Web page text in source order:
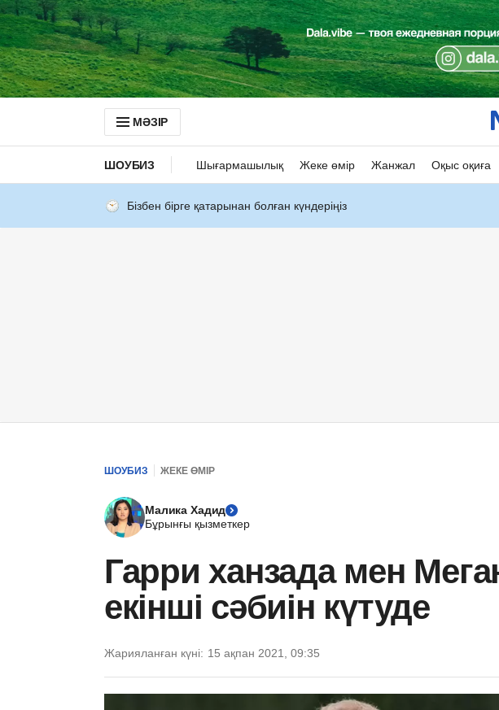
МӘЗІР
ШОУБИЗ Шығармашылық Жеке өмір Жанжал Оқыс оқиға
Бізбен бірге қатарынан болған күндеріңіз
ШОУБИЗ ЖЕКЕ ӨМІР
Малика Хадид
Бұрынғы қызметкер
Гарри ханзада мен
екінші сәбиін күтуде
Жарияланған күні: 15 ақпан 2021, 09:35